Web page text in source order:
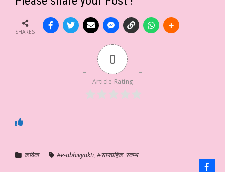
SHARES
0
Article Rating
कविता #e-abhivyakti, #साप्ताहिक_स्तम्भ